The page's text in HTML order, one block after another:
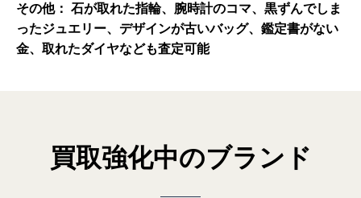
その他： 石が取れた指輪、腕時計のコマ、黒ずんでしま
ったジュエリー、 デザインが古いバッグ、鑑定書がない
金、取れたダイヤなども査定可能
買取強化中のブランド